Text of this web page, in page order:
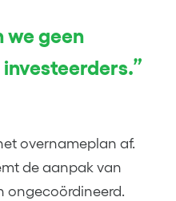
we geen
overnameplan af.
de aanpak van
ongecoördineerd.